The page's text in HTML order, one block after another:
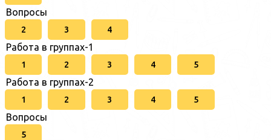
Вопросы
2 3 4
Работа в группах-1
1 2 3 4 5
Работа в группах-2
1 2 3 4 5
Вопросы
5